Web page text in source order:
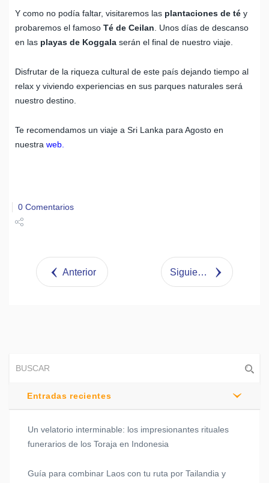
Y como no podía faltar, visitaremos las plantaciones de té y
probaremos el famoso Té de Ceilan . Unos días de descanso
en las playas de Koggala serán el final de nuestro viaje.
Disfrutar de la riqueza cultural de este país dejando tiempo al
relax y viviendo experiencias en sus parques naturales será
nuestro destino.
Te recomendamos un viaje a Sri Lanka para Agosto en
nuestra web.
0 Comentarios
Tweet
Anterior Siguiente
Entradas recientes
Un velatorio interminable: los impresionantes rituales
funerarios de los Toraja en Indonesia
Guía para combinar Laos con tu ruta por Tailandia y